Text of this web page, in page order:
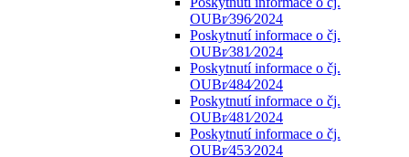
OUBr⁄396⁄2024
Poskytnutí informace o čj.
OUBr⁄381⁄2024
Poskytnutí informace o čj.
OUBr⁄484⁄2024
Poskytnutí informace o čj.
OUBr⁄481⁄2024
Poskytnutí informace o čj.
OUBr⁄453⁄2024